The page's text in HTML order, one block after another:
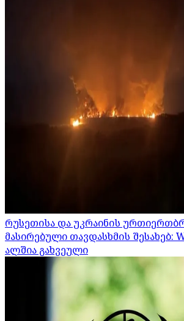
რუსეთისა და უკრაინის
მასირებული თავდასხმის შესახებ:
ალშია გახვეული